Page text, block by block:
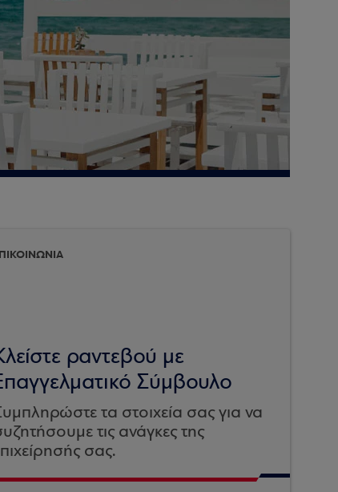
ραντεβού με
Σύμβουλο
τα στοιχεία σας για να
τις ανάγκες της
σας.